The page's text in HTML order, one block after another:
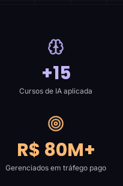
+15
Cursos de IA aplicada
R$ 80M+
Gerenciados em tráfego pago